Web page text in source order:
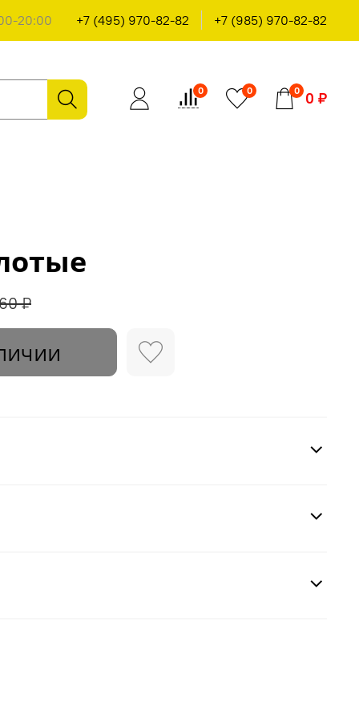
20:00 +7 (495) 970-82-82 +7 (985) 970-82-82
0 0 0 0 ₽
₽